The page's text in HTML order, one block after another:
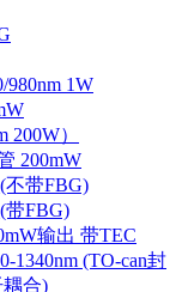
1W
）
200mW
不带FBG)
带FBG)
输出 带TEC
1340nm (TO-can封
合)